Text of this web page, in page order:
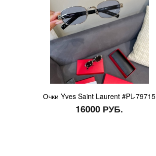
Очки Yves Saint Laurent #PL-79715
16000 РУБ.